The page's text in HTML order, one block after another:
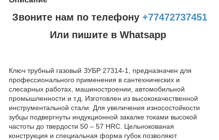
Звоните нам по телефону +77472737451
Или пишите в Whatsapp
Ключ трубный газовый ЗУБР 27314-1, предназначен для
профессионального применения в сантехнических и
слесарных работах, машиностроении, автомобильной
промышленности и т.д. Изготовлен из высококачественной
инструментальной стали. Для увеличения износостойкости
зубцы подвергнуты индукционной закалке токами высокой
частоты до твердости 50 – 57 HRC. Цельнокованая
конструкция и специальная форма губок позволяют